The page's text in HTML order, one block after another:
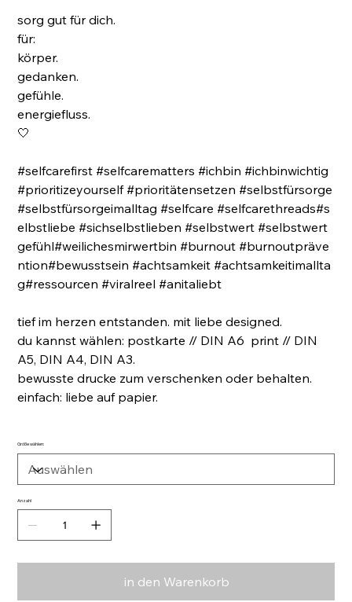
sorg gut für dich.
für:
körper.
gedanken.
gefühle.
energiefluss.
🤍
#selfcarefirst #selfcarematters #ichbin #ichbinwichtig
#prioritizeyourself #prioritätensetzen #selbstfürsorge
#selbstfürsorgeimalltag #selfcare #selfcarethreads#s
elbstliebe #sichselbstlieben #selbstwert #selbstwert
gefühl#weilichesmirwertbin #burnout #burnoutpräve
ntion#bewusstsein #achtsamkeit #achtsamkeitimallta
g#ressourcen #viralreel #anitaliebt
tief im herzen entstanden. mit liebe designed.
du kannst wählen: postkarte // DIN A6 print // DIN
A5, DIN A4, DIN A3.
bewusste drucke zum verschenken oder behalten.
einfach: liebe auf papier.
Größe wählen:
Anzahl
in den Warenkorb